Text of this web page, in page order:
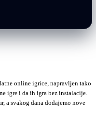
online igrice, napravljen tako
igre i da ih igra bez instalacije.
a svakog dana dodajemo nove